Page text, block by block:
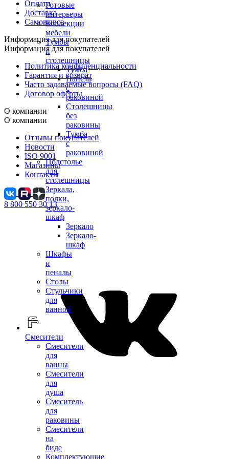
Готовые
интерьеры
Коллекции
мебели
Тумбы
и
столешницы
Тумба
Панель
с
раковиной
Столешницы
без
раковины
Тумба
с
раковиной
Подстолье
для
столешницы
Зеркала,
полки,
зеркало-
шкаф
Зеркало
Зеркало-
шкаф
Шкафы
и
пеналы
Столы
Стульчики
для
ванной
Смесители
Смесители
для
ванны
Смесители
для
душа
Смеситель
для
раковины
Смесители
на
биде
Комплектующие
Оплата
Доставка
Самовывоз
Информация для покупателей
Информация для покупателей
Политика конфиденциальности
Гарантия и возврат
Часто задаваемые вопросы (FAQ)
Договор оферты
О компании
О компании
Отзывы покупателей
Новости
ISO 9001
Магазины
Контакты
8 800 550 30 13